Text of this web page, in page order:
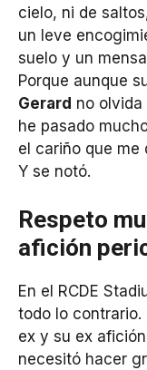
cielo, ni de
un leve
suelo y un
Porque aunque
Gerard no olvida
he pasado
el cariño que me
Y se notó.
Respeto
afición
En el RCDE
todo lo contrario.
ex y su ex
necesitó hacer